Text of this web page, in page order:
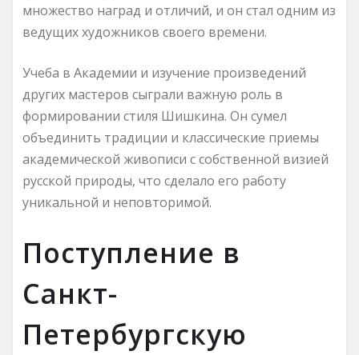
множество наград и отличий, и он стал одним из
ведущих художников своего времени.
Учеба в Академии и изучение произведений
других мастеров сыграли важную роль в
формировании стиля Шишкина. Он сумел
объединить традиции и классические приемы
академической живописи с собственной визией
русской природы, что сделало его работу
уникальной и неповторимой.
Поступление в
Санкт-
Петербургскую